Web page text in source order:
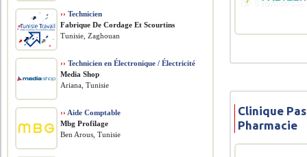
Clinique
Pharmacie
›› Technicien
Fabrique De Cordage Et Scourtins
Tunisie, Zaghouan
›› Technicien en Électronique / Électricité
Media Shop
Ariana, Tunisie
›› Aide Comptable
Mbg Profilage
Ben Arous, Tunisie